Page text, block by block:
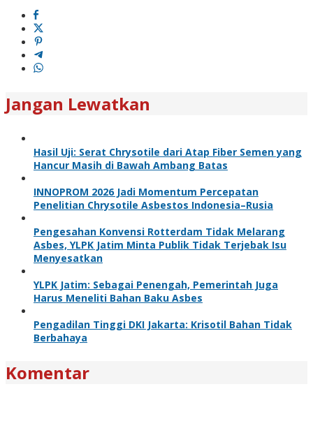
Jangan Lewatkan
Hasil Uji: Serat Chrysotile dari Atap Fiber Semen yang
Hancur Masih di Bawah Ambang Batas
INNOPROM 2026 Jadi Momentum Percepatan
Penelitian Chrysotile Asbestos Indonesia–Rusia
Pengesahan Konvensi Rotterdam Tidak Melarang
Asbes, YLPK Jatim Minta Publik Tidak Terjebak Isu
Menyesatkan
YLPK Jatim: Sebagai Penengah, Pemerintah Juga
Harus Meneliti Bahan Baku Asbes
Pengadilan Tinggi DKI Jakarta: Krisotil Bahan Tidak
Berbahaya
Komentar